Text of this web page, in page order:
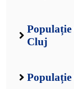
Populație
Cluj